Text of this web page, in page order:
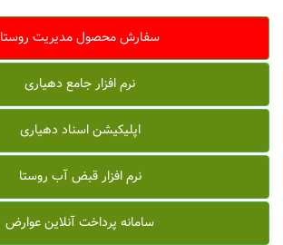
سفارش محصول مدیریت روستا
نرم افزار جامع دهیاری
اپلیکیشن اسناد دهیاری
نرم افزار قبض آب روستا
سامانه پرداخت آنلاین عوارض